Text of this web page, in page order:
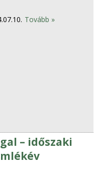
Tovább »
– időszaki